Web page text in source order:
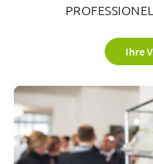
Ihre